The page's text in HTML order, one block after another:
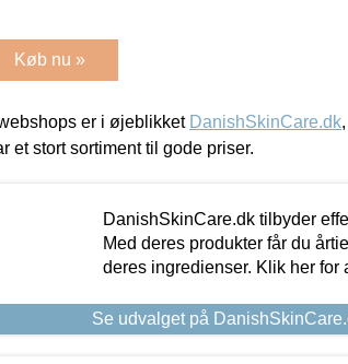
Køb nu »
er i øjeblikket DanishSkinCare.dk,
et stort sortiment til gode priser.
DanishSkinCare.dk tilbyder
Med deres produkter får du
deres ingredienser. Klik her for
Se udvalget på